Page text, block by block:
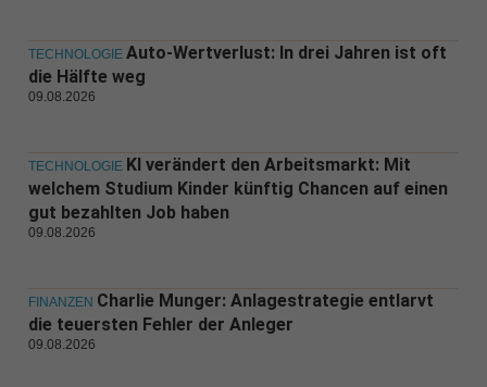
TECHNOLOGIE Auto-Wertverlust: In drei Jahren ist oft
die Hälfte weg
09.08.2026
TECHNOLOGIE KI verändert den Arbeitsmarkt: Mit
welchem Studium Kinder künftig Chancen auf einen
gut bezahlten Job haben
09.08.2026
FINANZEN Charlie Munger: Anlagestrategie entlarvt
die teuersten Fehler der Anleger
09.08.2026